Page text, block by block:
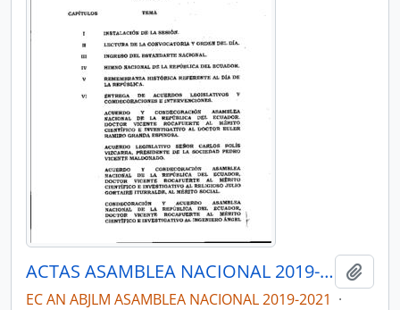
ACTAS ASAMBLEA NACIONAL 2019-2021
EC AN ABJLM ASAMBLEA NACIONAL 2019-2021 ·